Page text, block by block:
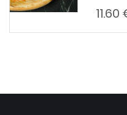
11.60